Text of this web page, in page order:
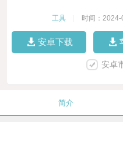
工具 时间：2024-
安卓下载
安卓
简介